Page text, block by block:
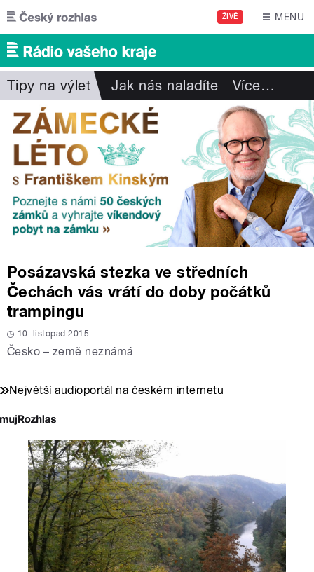
Přejít k hlavnímu obsahu
ŽIVĚ MENU
Tipy na výlet Jak nás naladíte Více…
Posázavská stezka ve středních
Čechách vás vrátí do doby počátků
trampingu
10. listopad 2015
Česko – země neznámá
Největší audioportál na českém internetu